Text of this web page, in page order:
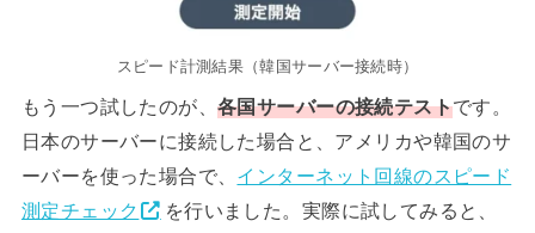
スピード計測結果（韓国サーバー接続時）
もう一つ試したのが、各国サーバーの接続テストです。
日本のサーバーに接続した場合と、アメリカや韓国のサ
ーバーを使った場合で、 インターネット回線のスピード
測定チェック
を行いました。実際に試してみると、